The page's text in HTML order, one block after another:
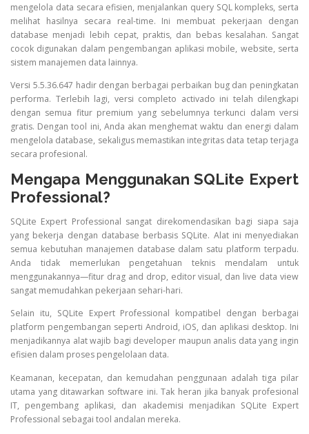
mengelola data secara efisien, menjalankan query SQL kompleks, serta
melihat hasilnya secara real-time. Ini membuat pekerjaan dengan
database menjadi lebih cepat, praktis, dan bebas kesalahan. Sangat
cocok digunakan dalam pengembangan aplikasi mobile, website, serta
sistem manajemen data lainnya.
Versi 5.5.36.647 hadir dengan berbagai perbaikan bug dan peningkatan
performa. Terlebih lagi, versi completo activado ini telah dilengkapi
dengan semua fitur premium yang sebelumnya terkunci dalam versi
gratis. Dengan tool ini, Anda akan menghemat waktu dan energi dalam
mengelola database, sekaligus memastikan integritas data tetap terjaga
secara profesional.
Mengapa Menggunakan SQLite Expert
Professional?
SQLite Expert Professional sangat direkomendasikan bagi siapa saja
yang bekerja dengan database berbasis SQLite. Alat ini menyediakan
semua kebutuhan manajemen database dalam satu platform terpadu.
Anda tidak memerlukan pengetahuan teknis mendalam untuk
menggunakannya—fitur drag and drop, editor visual, dan live data view
sangat memudahkan pekerjaan sehari-hari.
Selain itu, SQLite Expert Professional kompatibel dengan berbagai
platform pengembangan seperti Android, iOS, dan aplikasi desktop. Ini
menjadikannya alat wajib bagi developer maupun analis data yang ingin
efisien dalam proses pengelolaan data.
Keamanan, kecepatan, dan kemudahan penggunaan adalah tiga pilar
utama yang ditawarkan software ini. Tak heran jika banyak profesional
IT, pengembang aplikasi, dan akademisi menjadikan SQLite Expert
Professional sebagai tool andalan mereka.